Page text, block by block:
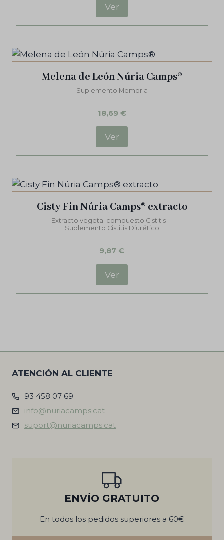
Ver
Melena de León Núria Camps®
Suplemento Memoria
18,69 €
Ver
Cisty Fin Núria Camps® extracto
Extracto vegetal compuesto Cistitis
Suplemento Cistitis Diurético
9,87 €
Ver
ATENCIÓN AL CLIENTE
93 458 07 69
info@nuriacamps.cat
suport@nuriacamps.cat
ENVÍO GRATUITO
En todos los pedidos superiores a 60€